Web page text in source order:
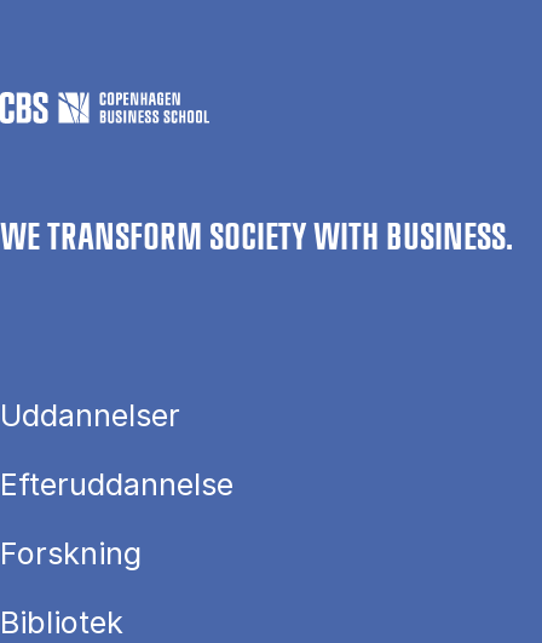
WE TRANSFORM SOCIETY WITH BUSINESS.
Uddannelser
Efteruddannelse
Forskning
Bibliotek